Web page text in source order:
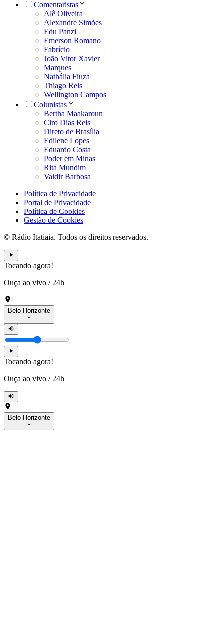
Comentaristas
Alê Oliveira
Alexandre Simões
Edu Panzi
Emerson Romano
Fabrício
João Vitor Xavier
Marques
Nathália Fiuza
Thiago Reis
Wellington Campos
Colunistas
Bertha Maakaroun
Ciro Dias Reis
Direto de Brasília
Edilene Lopes
Eduardo Costa
Poder em Minas
Rita Mundim
Valdir Barbosa
Política de Privacidade
Portal de Privacidade
Política de Cookies
Gestão de Cookies
© Rádio Itatiaia. Todos os direitos reservados.
Tocando agora!
Ouça ao vivo / 24h
Belo Horizonte
Tocando agora!
Ouça ao vivo / 24h
Belo Horizonte